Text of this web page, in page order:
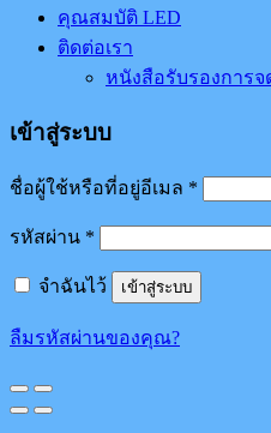
คุณสมบัติ LED
ติดต่อเรา
หนังสือรับรองการจ
เข้าสู่ระบบ
ชื่อผู้ใช้หรือที่อยู่อีเมล *
รหัสผ่าน *
จำฉันไว้ เข้าสู่ระบบ
ลืมรหัสผ่านของคุณ?